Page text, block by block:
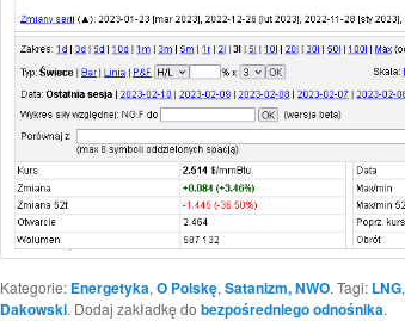
Kategorie: Energetyka, O Polskę, Satanizm, NWO. Tagi: LNG,
Dakowski. Dodaj zakładkę do bezpośredniego odnośnika.